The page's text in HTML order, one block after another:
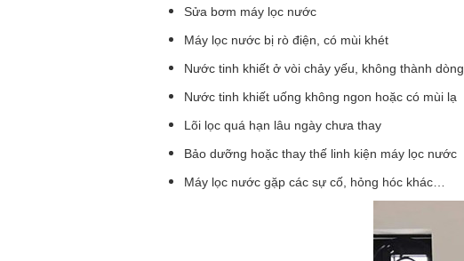
Sửa bơm máy lọc nước
Máy lọc nước bị rò điện, có mùi khét
Nước tinh khiết ở vòi chảy yếu, không thành dòng
Nước tinh khiết uống không ngon hoặc có mùi lạ
Lõi lọc quá hạn lâu ngày chưa thay
Bảo dưỡng hoặc thay thế linh kiện máy lọc nước
Máy lọc nước gặp các sự cố, hỏng hóc khác…